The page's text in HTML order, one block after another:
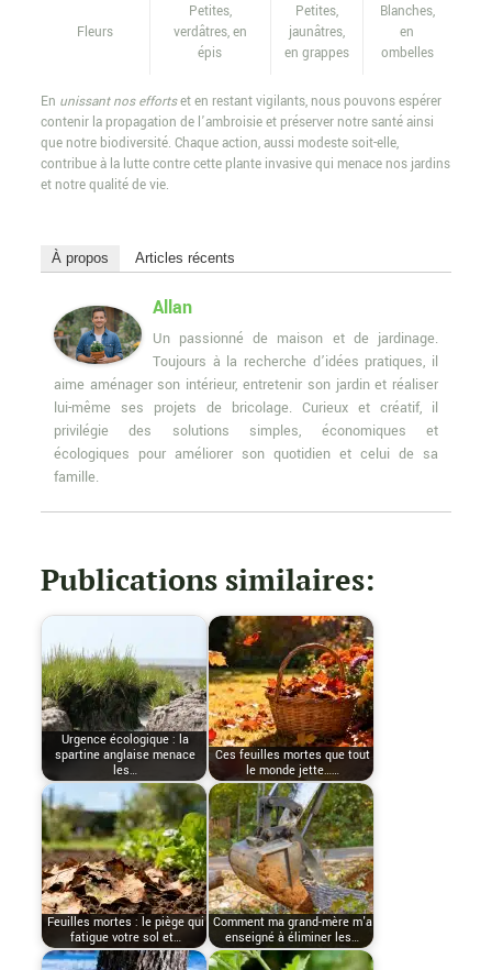
Fleurs
Petites,
verdâtres, en
épis
Petites,
jaunâtres,
en grappes
Blanches,
en
ombelles
En unissant nos effortset en restant vigilants, nous pouvons espérer
contenir la propagation de l’ambroisie et préserver notre santé ainsi
que notre biodiversité. Chaque action, aussi modeste soit-elle,
contribue à la lutte contre cette plante invasive qui menace nos jardins
et notre qualité de vie.
À propos Articles récents
Allan
Un passionné de maison et de jardinage.
Toujours à la recherche d’idées pratiques, il
aime aménager son intérieur, entretenir son jardin et réaliser
lui-même ses projets de bricolage. Curieux et créatif, il
privilégie des solutions simples, économiques et
écologiques pour améliorer son quotidien et celui de sa
famille.
Publications similaires:
Urgence écologique : la
spartine anglaise menace
les…
Ces feuilles mortes que tout
le monde jette……
Feuilles mortes : le piège qui
fatigue votre sol et…
Comment ma grand-mère m'a
enseigné à éliminer les…